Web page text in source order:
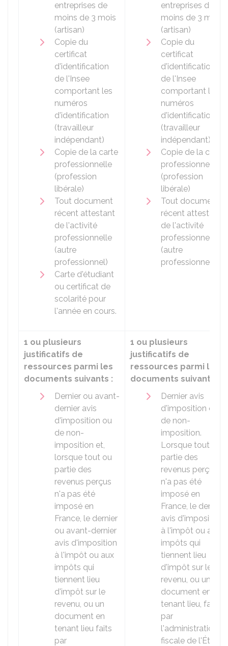
entreprises de
moins de 3 mois
(artisan)
Copie du
certificat
d'identification
de l'Insee
comportant les
numéros
d'identification
(travailleur
indépendant)
Copie de la carte
professionnelle
(profession
libérale)
Tout document
récent attestant
de l'activité
professionnelle
(autre
professionnel)
Carte d'étudiant
ou certificat de
scolarité pour
l'année en cours.
entreprises de
moins de 3 mois
(artisan)
Copie du
certificat
d'identification
de l'Insee
comportant les
numéros
d'identification
(travailleur
indépendant)
Copie de la carte
professionnelle
(profession
libérale)
Tout document
récent attestant
de l'activité
professionnelle
(autre
professionnel).
1 ou plusieurs
justificatifs de
ressources parmi les
documents suivants :
Dernier ou avant-
dernier avis
d'imposition ou
de non-
imposition et,
lorsque tout ou
partie des
revenus perçus
n'a pas été
imposé en
France, le dernier
ou avant-dernier
avis d'imposition
à l'impôt ou aux
impôts qui
tiennent lieu
d'impôt sur le
revenu, ou un
document en
tenant lieu faits
par
1 ou plusieurs
justificatifs de
ressources parmi les
documents suivants :
Dernier avis
d'imposition ou
de non-
imposition.
Lorsque tout ou
partie des
revenus perçus
n'a pas été
imposé en
France, le dernier
avis d'imposition
à l'impôt ou aux
impôts qui
tiennent lieu
d'impôt sur le
revenu, ou un
document en
tenant lieu, faits
par
l'administration
fiscale de l'État